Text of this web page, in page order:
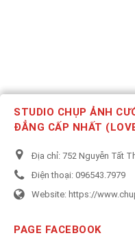
STUDIO CHỤP ẢNH
ĐẲNG CẤP NHẤT
Địa chỉ: 752 Nguyễn Tất
Điện thoại: 096543.7979
Website: https://
PAGE FACEBOOK